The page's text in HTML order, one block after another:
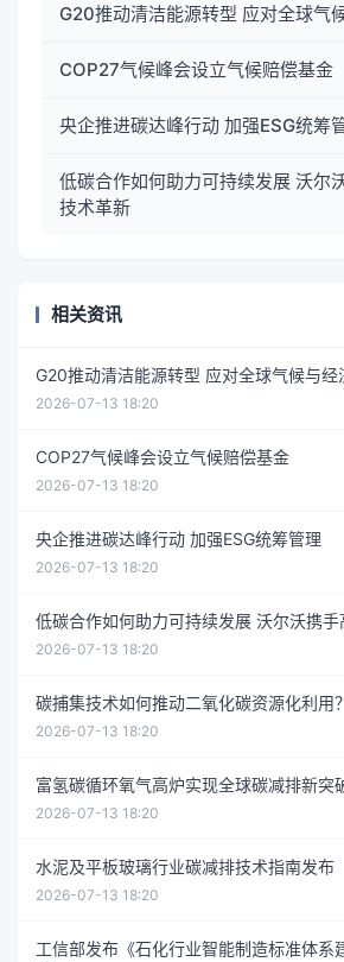
G20推动清洁能源转型 应对全球气
COP27气候峰会设立气候赔偿基金
央企推进碳达峰行动 加强ESG统筹
低碳合作如何助力可持续发展 沃尔
技术革新
相关资讯
G20推动清洁能源转型 应对全球气候与经
2026-07-13 18:20
COP27气候峰会设立气候赔偿基金
2026-07-13 18:20
央企推进碳达峰行动 加强ESG统筹管理
2026-07-13 18:20
低碳合作如何助力可持续发展 沃尔沃携
2026-07-13 18:20
碳捕集技术如何推动二氧化碳资源化利用？
2026-07-13 18:20
富氢碳循环氧气高炉实现全球碳减排新突
2026-07-13 18:20
水泥及平板玻璃行业碳减排技术指南发布
2026-07-13 18:20
工信部发布《石化行业智能制造标准体系